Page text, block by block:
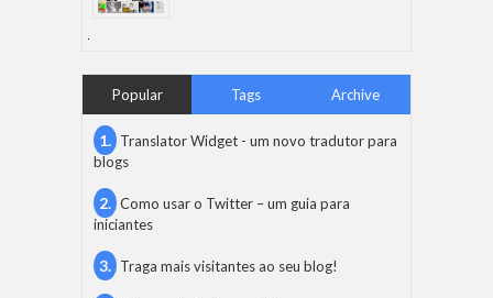
Popular Tags Archive
Translator Widget - um novo tradutor para
blogs
Como usar o Twitter – um guia para
iniciantes
Traga mais visitantes ao seu blog!